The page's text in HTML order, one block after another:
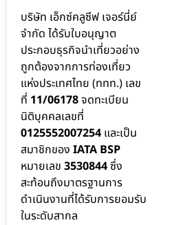
บริษัท เอ็กซ์คลูซีฟ เจอร์นี่ย์
จำกัด ได้รับใบอนุญาต
ประกอบธุรกิจนำเที่ยวอย่าง
ถูกต้องจากการท่องเที่ยว
แห่งประเทศไทย (ททท.) เลข
ที่ 11/06178จดทะเบียน
นิติบุคคลเลขที่
0125552007254 และเป็น
สมาชิกของ IATA BSP
หมายเลข 3530844ซึ่ง
สะท้อนถึงมาตรฐานการ
ดำเนินงานที่ได้รับการยอมรับ
ในระดับสากล